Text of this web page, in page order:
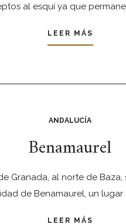
al esquí ya que
LEER MÁS
ANDALUCÍA
Benamaurel
Granada, al norte de
de Benamaurel, un lugar
LEER MÁS